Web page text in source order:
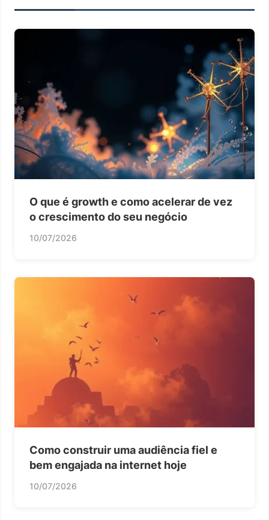
O que é growth e como acelerar de vez
o crescimento do seu negócio
10/07/2026
Como construir uma audiência fiel e
bem engajada na internet hoje
10/07/2026